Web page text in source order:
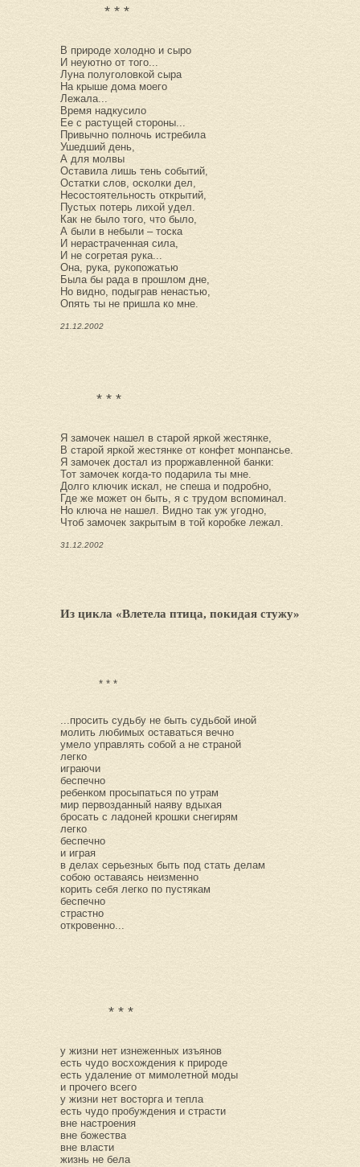
* * *
В природе холодно и сыро
И неуютно от того...
Луна полуголовкой сыра
На крыше дома моего
Лежала...
Время надкусило
Ее с растущей стороны...
Привычно полночь истребила
Ушедший день,
А для молвы
Оставила лишь тень событий,
Остатки слов, осколки дел,
Несостоятельность открытий,
Пустых потерь лихой удел.
Как не было того, что было,
А были в небыли – тоска
И нерастраченная сила,
И не согретая рука...
Она, рука, рукопожатью
Была бы рада в прошлом дне,
Но видно, подыграв ненастью,
Опять ты не пришла ко мне.
21.12.2002
* * *
Я замочек нашел в старой яркой жестянке,
В старой яркой жестянке от конфет монпансье.
Я замочек достал из проржавленной банки:
Тот замочек когда-то подарила ты мне.
Долго ключик искал, не спеша и подробно,
Где же может он быть, я с трудом вспоминал.
Но ключа не нашел. Видно так уж угодно,
Чтоб замочек закрытым в той коробке лежал.
31.12.2002
Из цикла «Влетела птица, покидая стужу»
* * *
...просить судьбу не быть судьбой иной
молить любимых оставаться вечно
умело управлять собой а не страной
легко
играючи
беспечно
ребенком просыпаться по утрам
мир первозданный наяву вдыхая
бросать с ладоней крошки снегирям
легко
беспечно
и играя
в делах серьезных быть под стать делам
собою оставаясь неизменно
корить себя легко по пустякам
беспечно
страстно
откровенно...
* * *
у жизни нет изнеженных изъянов
есть чудо восхождения к природе
есть удаление от мимолетной моды
и прочего всего
у жизни нет восторга и тепла
есть чудо пробуждения и страсти
вне настроения
вне божества
вне власти
жизнь не бела